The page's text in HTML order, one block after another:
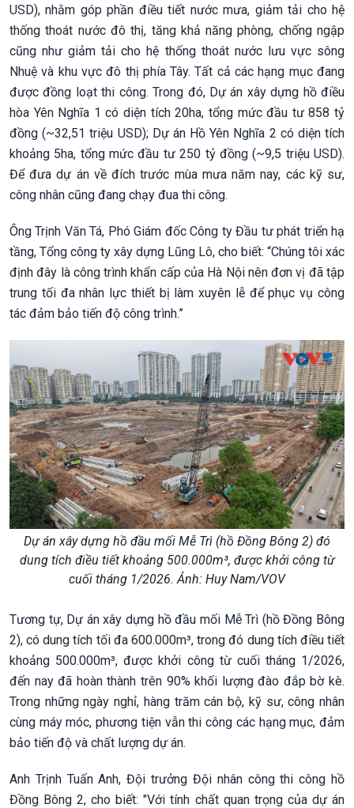
USD), nhằm góp phần điều tiết nước mưa, giảm tải cho hệ
thống thoát nước đô thị, tăng khả năng phòng, chống ngập
cũng như giảm tải cho hệ thống thoát nước lưu vực sông
Nhuệ và khu vực đô thị phía Tây. Tất cả các hạng mục đang
được đồng loạt thi công. Trong đó, Dự án xây dựng hồ điều
hòa Yên Nghĩa 1 có diện tích 20ha, tổng mức đầu tư 858 tỷ
đồng (~32,51 triệu USD); Dự án Hồ Yên Nghĩa 2 có diện tích
khoảng 5ha, tổng mức đầu tư 250 tỷ đồng (~9,5 triệu USD).
Để đưa dự án về đích trước mùa mưa năm nay, các kỹ sư,
công nhân cũng đang chạy đua thi công.
Ông Trịnh Văn Tá, Phó Giám đốc Công ty Đầu tư phát triển hạ
tầng, Tổng công ty xây dựng Lũng Lô, cho biết: “Chúng tôi xác
định đây là công trình khẩn cấp của Hà Nội nên đơn vị đã tập
trung tối đa nhân lực thiết bị làm xuyên lễ để phục vụ công
tác đảm bảo tiến độ công trình.”
Dự án xây dựng hồ đầu mối Mễ Trì (hồ Đồng Bông 2) đó
dung tích điều tiết khoảng 500.000m³, được khởi công từ
cuối tháng 1/2026. Ảnh: Huy Nam/VOV
Tương tự, Dự án xây dựng hồ đầu mối Mễ Trì (hồ Đồng Bông
2), có dung tích tối đa 600.000m³, trong đó dung tích điều tiết
khoảng 500.000m³, được khởi công từ cuối tháng 1/2026,
đến nay đã hoàn thành trên 90% khối lượng đào đắp bờ kè.
Trong những ngày nghỉ, hàng trăm cán bộ, kỹ sư, công nhân
cùng máy móc, phương tiện vẫn thi công các hạng mục, đảm
bảo tiến độ và chất lượng dự án.
Anh Trịnh Tuấn Anh, Đội trưởng Đội nhân công thi công hồ
Đồng Bông 2, cho biết: "Với tính chất quan trọng của dự án